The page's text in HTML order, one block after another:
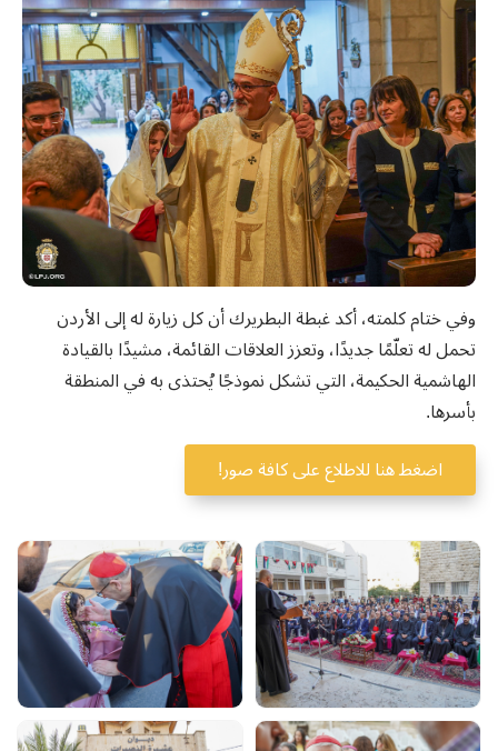
وفي ختام كلمته، أكد غبطة البطريرك أن كل زيارة له إلى الأردن
تحمل له تعلّمًا جديدًا، وتعزز العلاقات القائمة، مشيدًا بالقيادة
الهاشمية الحكيمة، التي تشكل نموذجًا يُحتذى به في المنطقة
بأسرها.
اضغط هنا للاطلاع على كافة صور!